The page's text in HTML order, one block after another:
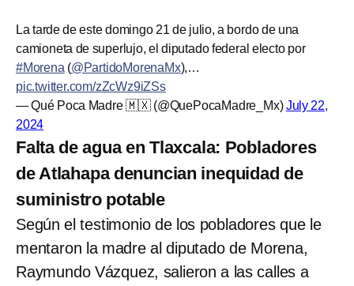
La tarde de este domingo 21 de julio, a bordo de una
camioneta de superlujo, el diputado federal electo por
#Morena (@PartidoMorenaMx),…
pic.twitter.com/zZcWz9iZSs
— Qué Poca Madre 🇲🇽 (@QuePocaMadre_Mx)July 22,
2024
Falta de agua en Tlaxcala: Pobladores
de Atlahapa denuncian inequidad de
suministro potable
Según el testimonio de los pobladores que le
mentaron la madre al diputado de Morena,
Raymundo Vázquez, salieron a las calles a